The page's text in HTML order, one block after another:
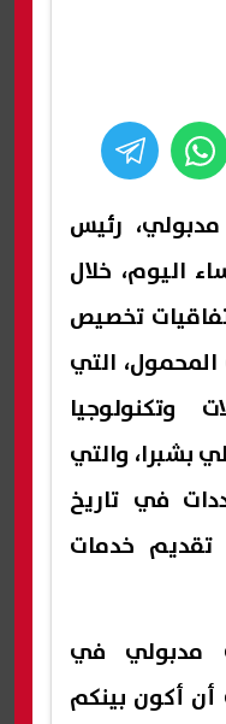
رئيس
اليوم، خلال
تخصيص
التي
وتكنولوجيا
بشبرا، والتي
في تاريخ
تقديم خدمات
مدبولي في
أكون بينكم